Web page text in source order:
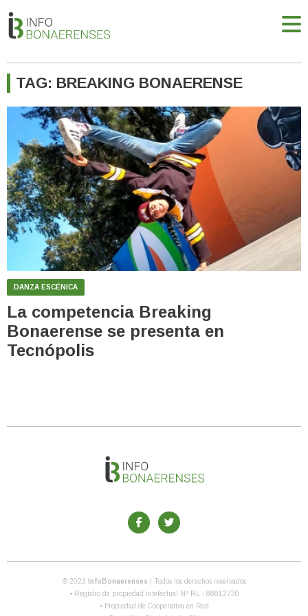
TAG: BREAKING BONAERENSE
DANZA ESCÉNICA
La competencia Breaking
Bonaerense se presenta en
Tecnópolis
© 2023 InfoBonaerenses
| Todos los derechos reservados
• Registro de propiedad intelectual Nº RL - 88812730
• Propiedad de Cooperativa en Red